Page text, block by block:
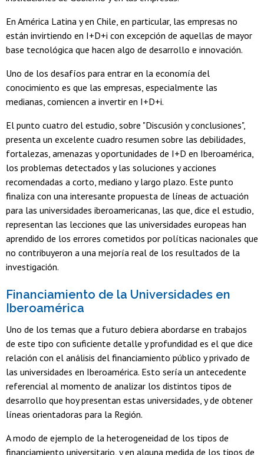
En América Latina y en Chile, en particular, las empresas no
están invirtiendo en I+D+i con excepción de aquellas de mayor
base tecnológica que hacen algo de desarrollo e innovación.
Uno de los desafíos para entrar en la economía del
conocimiento es que las empresas, especialmente las
medianas, comiencen a invertir en I+D+i.
El punto cuatro del estudio, sobre "Discusión y conclusiones",
presenta un excelente cuadro resumen sobre las debilidades,
fortalezas, amenazas y oportunidades de I+D en Iberoamérica,
los problemas detectados y las soluciones y acciones
recomendadas a corto, mediano y largo plazo. Este punto
finaliza con una interesante propuesta de líneas de actuación
para las universidades iberoamericanas, las que, dice el estudio,
representan las lecciones que las universidades europeas han
aprendido de los errores cometidos por políticas nacionales que
no contribuyeron a una mejoría real de los resultados de la
investigación.
Financiamiento de la Universidades en
Iberoamérica
Uno de los temas que a futuro debiera abordarse en trabajos
de este tipo con suficiente detalle y profundidad es el que dice
relación con el análisis del financiamiento público y privado de
las universidades en Iberoamérica. Esto sería un antecedente
referencial al momento de analizar los distintos tipos de
desarrollo que hoy presentan estas universidades, y de obtener
líneas orientadoras para la Región.
A modo de ejemplo de la heterogeneidad de los tipos de
financiamiento universitario, y en alguna medida de los tipos de